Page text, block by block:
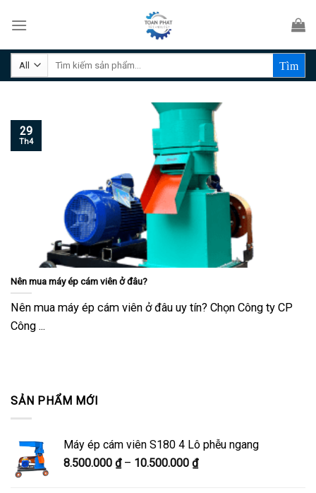
Tìm
SẢN PHẨM MỚI
Máy ép cám viên S180 4 Lô phễu ngang
8.500.000 ₫ – 10.500.000 ₫Khoảng
Nên mua máy ép cám viên ở đâu?
Nên mua máy ép cám viên ở đâu uy tín? Chọn Công ty CP
Công ...
29
Th4